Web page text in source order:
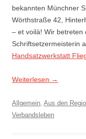
bekannten Münchner
Wörthstraße 42,
– et voilà! Wir betreten
Schriftsetzermeisterin
Handsatzwerkstatt
Weiterlesen →
Allgemein, Aus den
Verbandsleben